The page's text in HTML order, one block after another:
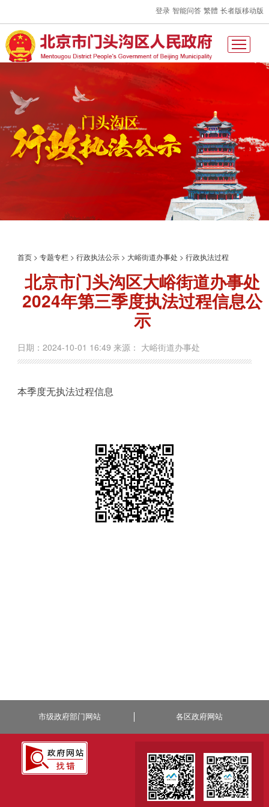
登录 智能问答 繁體 长者版移动版
首页 >专题专栏 >行政执法公示 > 大峪街道办事处 >行政执法过程
北京市门头沟区大峪街道办事处
2024年第三季度执法过程信息公
示
日期：2024-10-01 16:49 来源： 大峪街道办事处
本季度无执法过程信息
市级政府部门网站 各区政府网站